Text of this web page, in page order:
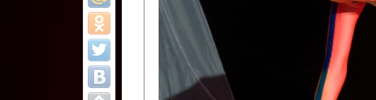
цирковых коллективов
Приднестровского
Участники фестиваля:
Образцовый эстрадно-цирковой
Протягайловка, г. Бендеры ,